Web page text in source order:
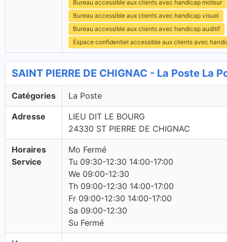
Bureau accessible aux clients avec handicap moteur
Bureau accessible aux clients avec handicap visuel
Bureau accessible aux clients avec handicap auditif
Espace confidentiel accessible aux clients avec
SAINT PIERRE DE CHIGNAC - La Poste La
Catégories La Poste
Adresse
LIEU DIT LE BOURG
24330 ST PIERRE DE CHIGNAC
Horaires
Service
Mo Fermé
Tu 09:30-12:30 14:00-17:00
We 09:00-12:30
Th 09:00-12:30 14:00-17:00
Fr 09:00-12:30 14:00-17:00
Sa 09:00-12:30
Su Fermé